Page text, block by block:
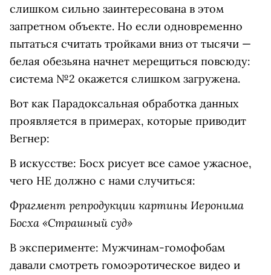
слишком сильно заинтересована в этом
запретном объекте. Но если одновременно
пытаться считать тройками вниз от тысячи —
белая обезьяна начнет мерещиться повсюду:
система №2 окажется слишком загружена.
Вот как Парадоксальная обработка данных
проявляется в примерах, которые приводит
Вегнер:
В искусстве: Босх рисует все самое ужасное,
чего НЕ должно с нами случиться:
Фрагмент репродукции картины Иеронима
Босха «Страшный суд»
В эксперименте: Мужчинам-гомофобам
давали смотреть гомоэротическое видео и